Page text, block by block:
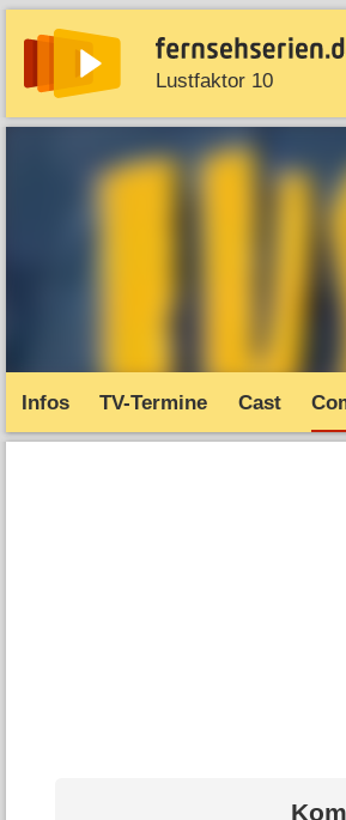
Lustfaktor 10
News Entdecken Streaming
Infos TV-Termine Cast